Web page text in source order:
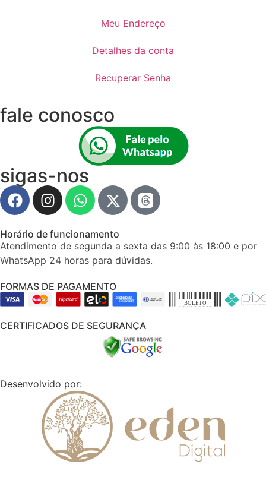
Meu Endereço
Detalhes da conta
Recuperar Senha
fale conosco
sigas-nos
Horário de funcionamento
Atendimento de segunda a sexta das 9:00 às 18:00 e por
WhatsApp 24 horas para dúvidas.
FORMAS DE PAGAMENTO
CERTIFICADOS DE SEGURANÇA
Desenvolvido por: